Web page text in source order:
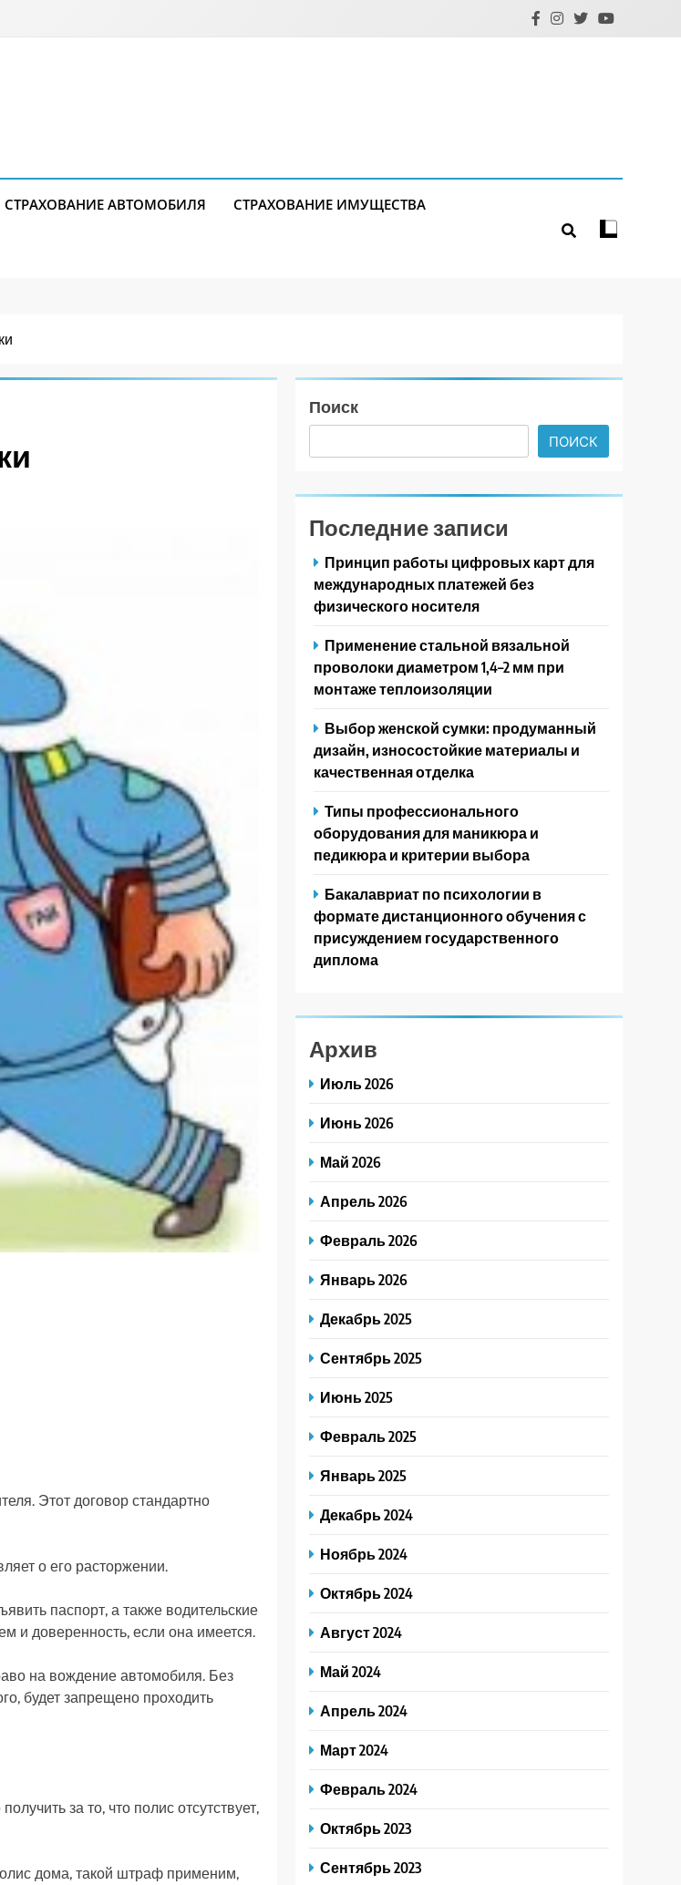
СТРАХОВАНИЕ АВТОМОБИЛЯ СТРАХОВАНИЕ ИМУЩЕСТВА
Этот договор стандартно
о его расторжении.
паспорт, а также водительские
и доверенность, если она имеется.
на вождение автомобиля. Без
будет запрещено проходить
за то, что полис отсутствует,
дома, такой штраф применим,
Поиск
ПОИСК
Последние записи
Принцип работы цифровых карт для
международных платежей без
физического носителя
Применение стальной вязальной
проволоки диаметром 1,4–2 мм при
монтаже теплоизоляции
Выбор женской сумки: продуманный
дизайн, износостойкие материалы и
качественная отделка
Типы профессионального
оборудования для маникюра и
педикюра и критерии выбора
Бакалавриат по психологии в
формате дистанционного обучения с
присуждением государственного
диплома
Архив
Июль 2026
Июнь 2026
Май 2026
Апрель 2026
Февраль 2026
Январь 2026
Декабрь 2025
Сентябрь 2025
Июнь 2025
Февраль 2025
Январь 2025
Декабрь 2024
Ноябрь 2024
Октябрь 2024
Август 2024
Май 2024
Апрель 2024
Март 2024
Февраль 2024
Октябрь 2023
Сентябрь 2023